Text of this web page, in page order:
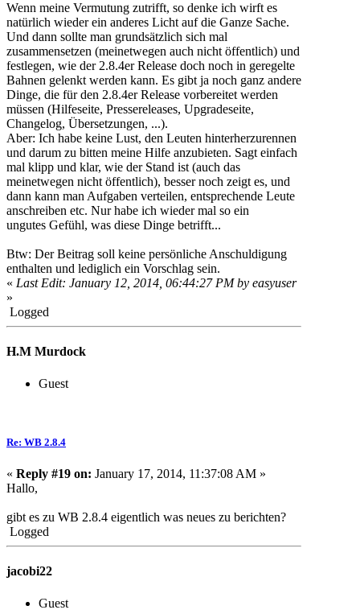
Wenn meine Vermutung zutrifft, so denke ich wirft es
natürlich wieder ein anderes Licht auf die Ganze Sache.
Und dann sollte man grundsätzlich sich mal
zusammensetzen (meinetwegen auch nicht öffentlich) und
festlegen, wie der 2.8.4er Release doch noch in geregelte
Bahnen gelenkt werden kann. Es gibt ja noch ganz andere
Dinge, die für den 2.8.4er Release vorbereitet werden
müssen (Hilfeseite, Pressereleases, Upgradeseite,
Changelog, Übersetzungen, ...).
Aber: Ich habe keine Lust, den Leuten hinterherzurennen
und darum zu bitten meine Hilfe anzubieten. Sagt einfach
mal klipp und klar, wie der Stand ist (auch das
meinetwegen nicht öffentlich), besser noch zeigt es, und
dann kann man Aufgaben verteilen, entsprechende Leute
anschreiben etc. Nur habe ich wieder mal so ein
ungutes Gefühl, was diese Dinge betrifft...
Btw: Der Beitrag soll keine persönliche Anschuldigung
enthalten und lediglich ein Vorschlag sein.
« Last Edit: January 12, 2014, 06:44:27 PM by easyuser
»
Logged
H.M Murdock
Guest
Re: WB 2.8.4
« Reply #19 on: January 17, 2014, 11:37:08 AM »
Hallo,
gibt es zu WB 2.8.4 eigentlich was neues zu berichten?
Logged
jacobi22
Guest